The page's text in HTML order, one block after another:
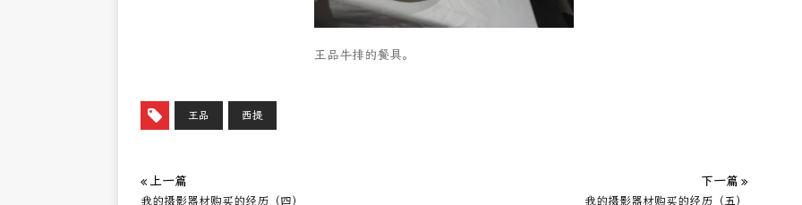
王品牛排的餐具。
王品 西提
« 上一篇
我的摄影器材购买的经历（四）
下一篇 »
我的摄影器材购买的经历（五）